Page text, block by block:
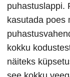
puhastuslappi.
kasutada poes
kokku
näiteks